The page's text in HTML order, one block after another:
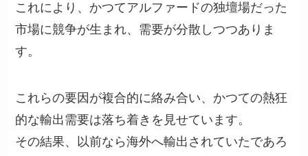
これにより、かつてアルファードの独壇場だった
市場に競争が生まれ、需要が分散しつつありま
す。
これらの要因が複合的に絡み合い、かつての熱狂
的な輸出需要は落ち着きを見せています。
その結果、以前なら海外へ輸出されていたであろ